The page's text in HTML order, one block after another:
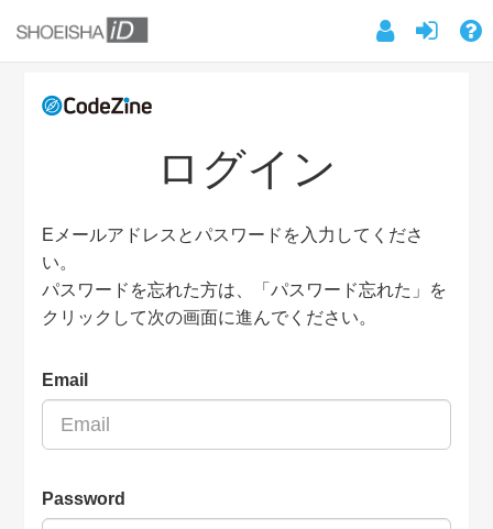
ログイン
Eメールアドレスとパスワードを入力してくださ
い。
パスワードを忘れた方は、「パスワード忘れた」を
クリックして次の画面に進んでください。
Email
Password